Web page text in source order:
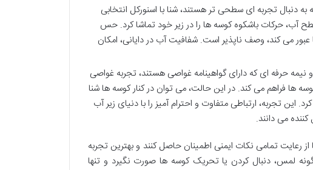
به دنبال تجربه ای سطحی تر هستند، شنا با اسنورکل انتخابی
آب، حرکات باشکوه کوسه ها را در زیر خود تماشا کرد. حس
می کند، وصف ناپذیر است. شفافیت آب در دایانی، امکان
نیمه حرفه ای که دارای گواهینامه غواصی هستند، تجربه غواصی
ها فراهم می کند. در این حالت، می توان در کنار کوسه ها شنا
این تجربه، ارتباطی متفاوت و احترام آمیز را با دنیای زیر آب
می دانند.
رعایت تمامی نکات ایمنی اطمینان حاصل کنند و بهترین تجربه
لمس، دنبال کردن یا تحریک کوسه ها صورت نگیرد و تنها